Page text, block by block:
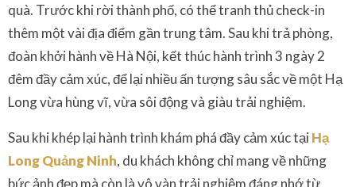
quà. Trước khi rời thành phố, có thể tranh thủ check-in
thêm một vài địa điểm gần trung tâm. Sau khi trả phòng,
đoàn khởi hành về Hà Nội, kết thúc hành trình 3 ngày 2
đêm đầy cảm xúc, để lại nhiều ấn tượng sâu sắc về một Hạ
Long vừa hùng vĩ, vừa sôi động và giàu trải nghiệm.
Sau khi khép lại hành trình khám phá đầy cảm xúc tạiHạ
Long Quảng Ninh, du khách không chỉ mang về những
bức ảnh đẹp mà còn là vô vàn trải nghiệm đáng nhớ từ